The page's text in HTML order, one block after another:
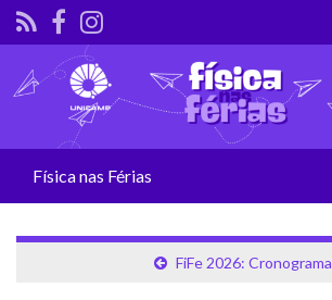
Search for:
Física nas Férias
FiFe 2026: Cronograma